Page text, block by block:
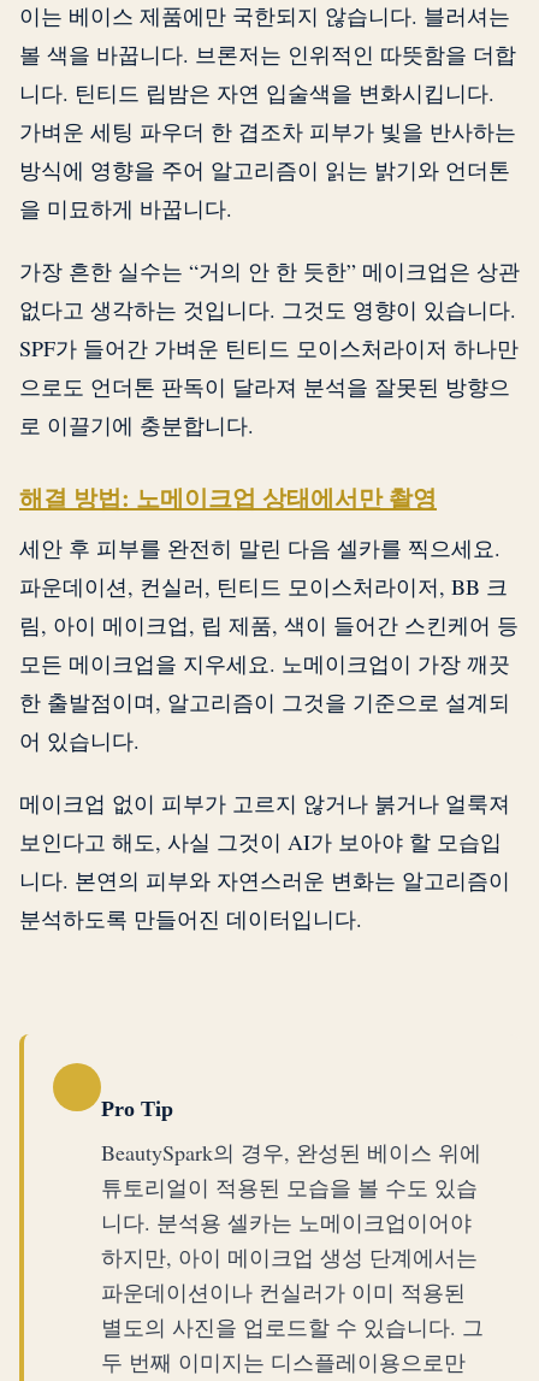
이는 베이스 제품에만 국한되지 않습니다. 블러셔는
볼 색을 바꿉니다. 브론저는 인위적인 따뜻함을 더합
니다. 틴티드 립밤은 자연 입술색을 변화시킵니다.
가벼운 세팅 파우더 한 겹조차 피부가 빛을 반사하는
방식에 영향을 주어 알고리즘이 읽는 밝기와 언더톤
을 미묘하게 바꿉니다.
가장 흔한 실수는 “거의 안 한 듯한” 메이크업은 상관
없다고 생각하는 것입니다. 그것도 영향이 있습니다.
SPF가 들어간 가벼운 틴티드 모이스처라이저 하나만
으로도 언더톤 판독이 달라져 분석을 잘못된 방향으
로 이끌기에 충분합니다.
해결 방법: 노메이크업 상태에서만 촬영
세안 후 피부를 완전히 말린 다음 셀카를 찍으세요.
파운데이션, 컨실러, 틴티드 모이스처라이저, BB 크
림, 아이 메이크업, 립 제품, 색이 들어간 스킨케어 등
모든 메이크업을 지우세요. 노메이크업이 가장 깨끗
한 출발점이며, 알고리즘이 그것을 기준으로 설계되
어 있습니다.
메이크업 없이 피부가 고르지 않거나 붉거나 얼룩져
보인다고 해도, 사실 그것이 AI가 보아야 할 모습입
니다. 본연의 피부와 자연스러운 변화는 알고리즘이
분석하도록 만들어진 데이터입니다.
Pro Tip
BeautySpark의 경우, 완성된 베이스 위에
튜토리얼이 적용된 모습을 볼 수도 있습
니다. 분석용 셀카는 노메이크업이어야
하지만, 아이 메이크업 생성 단계에서는
파운데이션이나 컨실러가 이미 적용된
별도의 사진을 업로드할 수 있습니다. 그
두 번째 이미지는 디스플레이용으로만